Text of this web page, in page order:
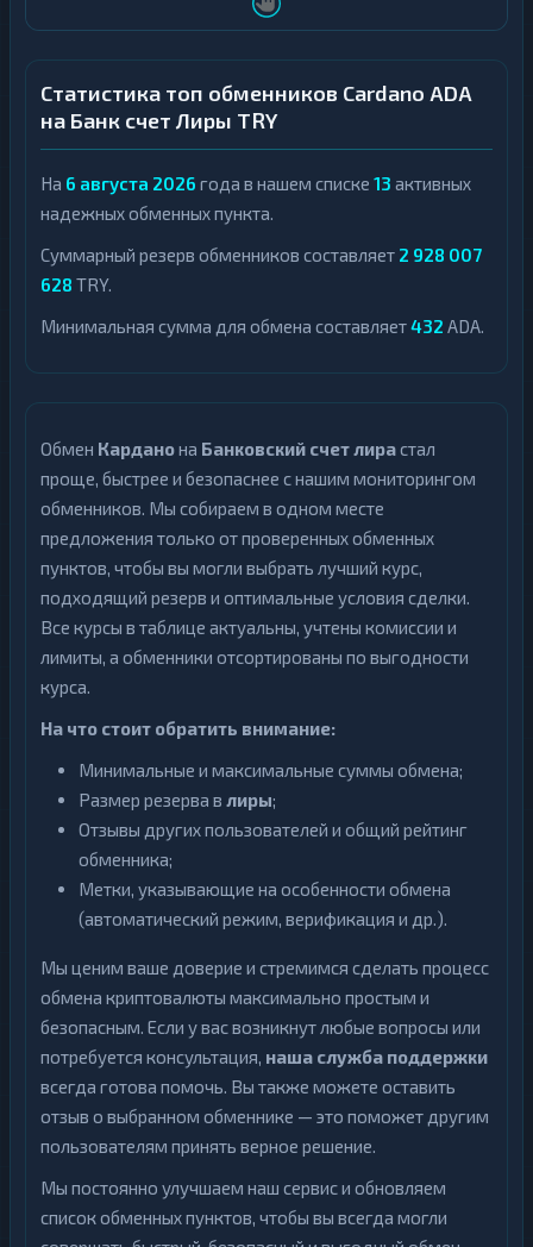
Статистика топ обменников Cardano ADA
на Банк счет Лиры TRY
На 6 августа 2026 года в нашем списке 13 активных
надежных обменных пункта.
Суммарный резерв обменников составляет 2 928 007
628 TRY.
Минимальная сумма для обмена составляет432 ADA.
Обмен Карданона Банковский счет лирастал
проще, быстрее и безопаснее с нашим мониторингом
обменников. Мы собираем в одном месте
предложения только от проверенных обменных
пунктов, чтобы вы могли выбрать лучший курс,
подходящий резерв и оптимальные условия сделки.
Все курсы в таблице актуальны, учтены комиссии и
лимиты, а обменники отсортированы по выгодности
курса.
На что стоит обратить внимание:
Минимальные и максимальные суммы обмена;
Размер резерва в лиры;
Отзывы других пользователей и общий рейтинг
обменника;
Метки, указывающие на особенности обмена
(автоматический режим, верификация и др.).
Мы ценим ваше доверие и стремимся сделать процесс
обмена криптовалюты максимально простым и
безопасным. Если у вас возникнут любые вопросы или
потребуется консультация, наша служба поддержки
всегда готова помочь. Вы также можете оставить
отзыв о выбранном обменнике — это поможет другим
пользователям принять верное решение.
Мы постоянно улучшаем наш сервис и обновляем
список обменных пунктов, чтобы вы всегда могли